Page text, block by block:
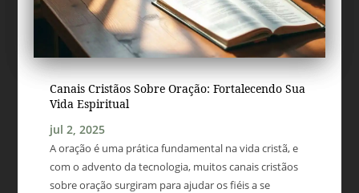
Canais Cristãos Sobre Oração: Fortalecendo Sua
Vida Espiritual
jul 2, 2025
A oração é uma prática fundamental na vida cristã, e
com o advento da tecnologia, muitos canais cristãos
sobre oração surgiram para ajudar os fiéis a se